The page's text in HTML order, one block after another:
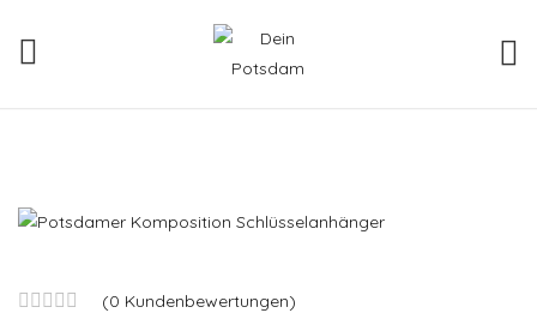
(0 Kundenbewertungen)